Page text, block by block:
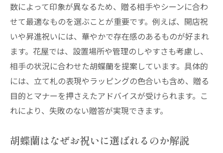
数によって印象が異なるため、贈る相手やシーンに合わ
せて最適なものを選ぶことが重要です。例えば、開店祝
いや昇進祝いには、華やかで存在感のあるものが好まれ
ます。花屋では、設置場所や管理のしやすさも考慮し、
相手の状況に合わせた胡蝶蘭を提案しています。具体的
には、立て札の表現やラッピングの色合いも含め、贈る
目的とマナーを押さえたアドバイスが受けられます。こ
れにより、失敗のない贈答が実現できます。
胡蝶蘭はなぜお祝いに選ばれるのか解説